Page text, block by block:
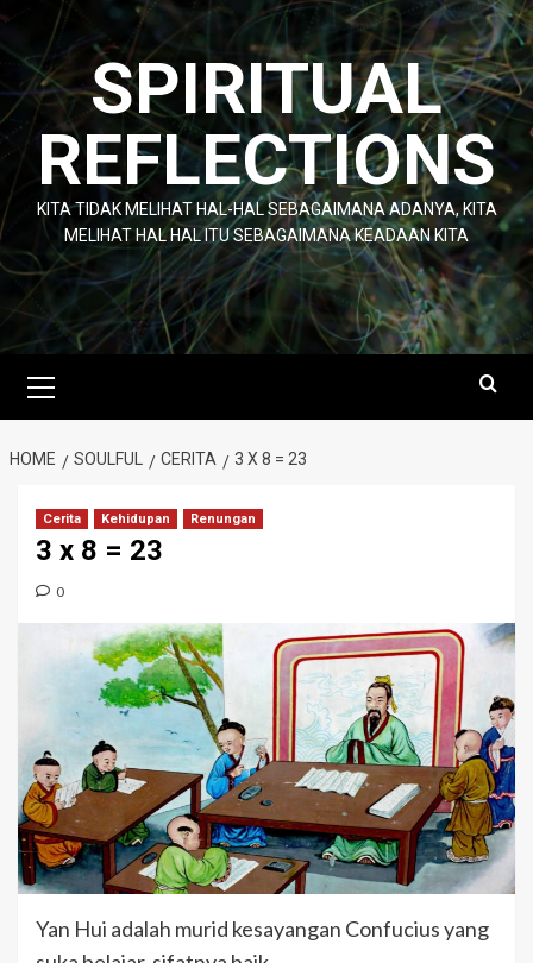
Skip
content
SPIRITUAL
REFLECTIONS
KITA TIDAK MELIHAT HAL-HAL SEBAGAIMANA ADANYA, KITA
MELIHAT HAL HAL ITU SEBAGAIMANA KEADAAN KITA
Menu
HOME SOULFUL CERITA 3 X 8 = 23
Cerita Kehidupan Renungan
3 x 8 = 23
0
Yan Hui adalah murid kesayangan Confucius yang